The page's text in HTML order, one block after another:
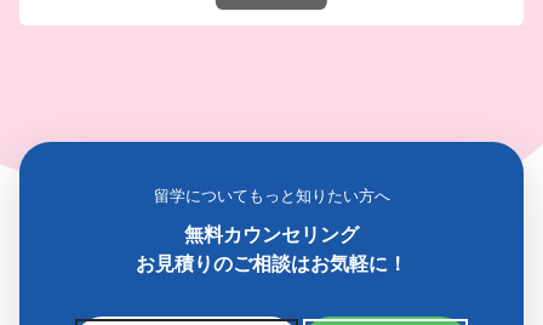
留学についてもっと知りたい方へ
無料カウンセリング
お見積りのご相談はお気軽に！